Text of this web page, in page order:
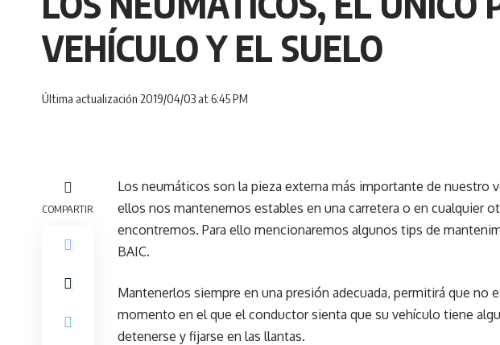
VEHÍCULO Y EL SUELO
Última actualización 2019/04/03 at 6:45 PM
COMPARTIR
Los neumáticos son la pieza externa más importante de nuestro
ellos nos mantenemos estables en una carretera o en cualquier
encontremos. Para ello mencionaremos algunos tips de
BAIC.
Mantenerlos siempre en una presión adecuada, permitirá que no
momento en el que el conductor sienta que su vehículo tiene
detenerse y fijarse en las llantas.